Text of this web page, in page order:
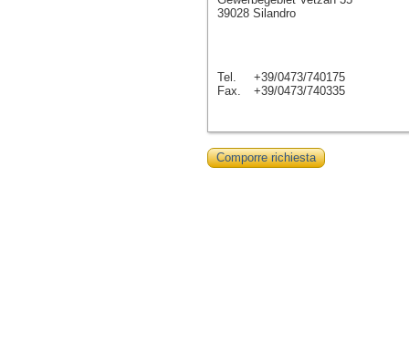
39028 Silandro
Tel.
+39/0473/740175
Fax.
+39/0473/740335
Comporre richiesta